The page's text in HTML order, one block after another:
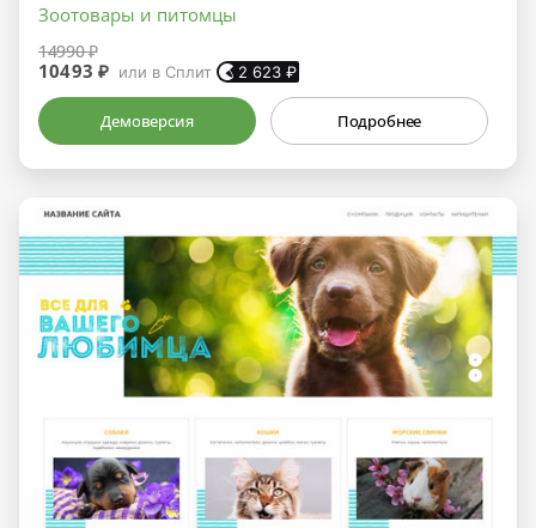
Зоотовары и питомцы
14990 ₽
10493 ₽ или в Сплит 2 623 ₽
Демоверсия Подробнее